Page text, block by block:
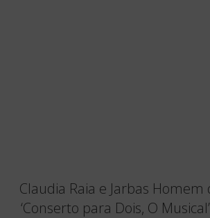
Claudia Raia e Jarbas
‘Conserto para Dois, O Musical’